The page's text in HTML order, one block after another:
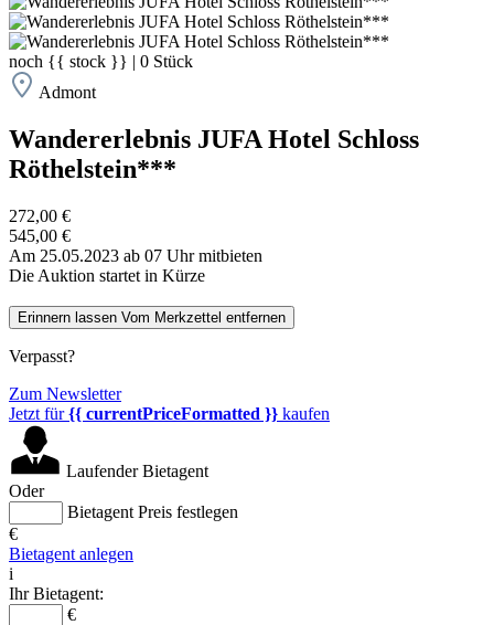
noch {{ stock }} | 0 Stück
Admont
Wandererlebnis JUFA Hotel Schloss
Röthelstein***
272,00 €
545,00 €
Am 25.05.2023 ab 07 Uhr mitbieten
Die Auktion startet in Kürze
Erinnern lassen Vom Merkzettel entfernen
Verpasst?
Zum Newsletter
Jetzt für{{ currentPriceFormatted }} kaufen
Laufender Bietagent
Oder
Bietagent Preis festlegen
€
Bietagent anlegen
i
Ihr Bietagent:
€